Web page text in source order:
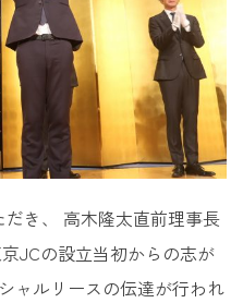
き、 高木隆太直前理事長
JCの設立当初からの志が
ャルリースの伝達が行われ